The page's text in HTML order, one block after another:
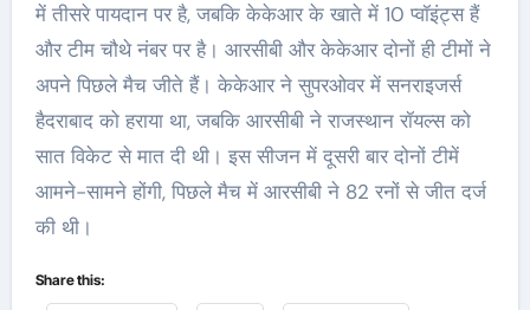
में तीसरे पायदान पर है, जबकि केकेआर के खाते में 10 प्वॉइंट्स हैं
और टीम चौथे नंबर पर है। आरसीबी और केकेआर दोनों ही टीमों ने
अपने पिछले मैच जीते हैं। केकेआर ने सुपरओवर में सनराइजर्स
हैदराबाद को हराया था, जबकि आरसीबी ने राजस्थान रॉयल्स को
सात विकेट से मात दी थी। इस सीजन में दूसरी बार दोनों टीमें
आमने-सामने होंगी, पिछले मैच में आरसीबी ने 82 रनों से जीत दर्ज
की थी।
Share this: